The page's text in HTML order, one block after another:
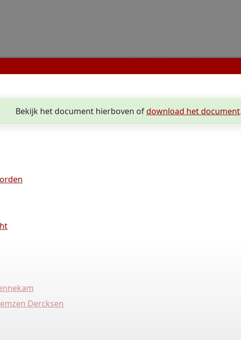
Bekijk het document hierboven ofdownload het document
Dercksen